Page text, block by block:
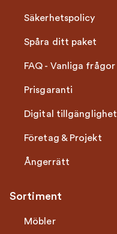
Säkerhetspolicy
Spåra ditt paket
FAQ - Vanliga frågor
Prisgaranti
Digital tillgänglighet
Företag & Projekt
Ångerrätt
Sortiment
Möbler